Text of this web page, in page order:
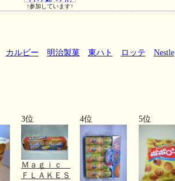
↑参加しています↑
カルビー 明治製菓 東ハト ロッテ Nestle
3位
Ｍａｇｉｃ
ＦＬＡＫＥＳ
4位 5位